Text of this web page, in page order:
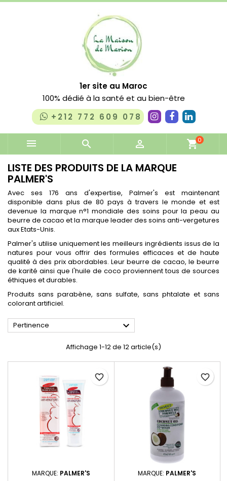
1er site au Maroc
100% dédié à la santé et au bien-être
+212 772 609 078
  shopping_cart0
LISTE DES PRODUITS DE LA MARQUE
PALMER'S
Avec ses 176 ans d'expertise, Palmer's est maintenant
disponible dans plus de 80 pays à travers le monde et est
devenue la marque n°1 mondiale des soins pour la peau au
beurre de cacao et la marque leader des soins anti-vergetures
aux Etats-Unis.
Palmer's utilise uniquement les meilleurs ingrédients issus de la
natures pour vous offrir des formules efficaces et de haute
qualité à des prix abordables. Leur beurre de cacao, le beurre
de karité ainsi que l'huile de coco proviennent tous de sources
éthiques et durables.
Produits sans parabène, sans sulfate, sans phtalate et sans
colorant artificiel.
Pertinence 
Affichage 1-12 de 12 article(s)
MARQUE: PALMER'S
favorite_border
MARQUE: PALMER'S
favorite_border